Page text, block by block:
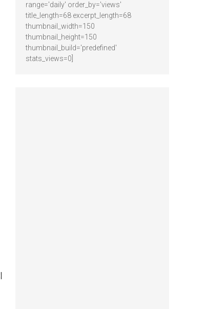
range='daily' order_by='views'
title_length=68 excerpt_length=68
thumbnail_width=150
thumbnail_height=150
thumbnail_build='predefined'
stats_views=0]